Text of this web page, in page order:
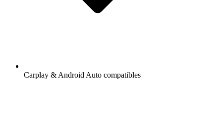
Carplay & Android Auto compatibles